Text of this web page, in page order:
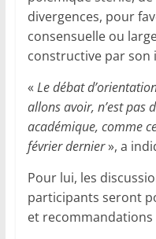
divergences, pour
consensuelle ou
constructive par son
« Le débat
allons avoir, n’est pas
académique, comme
février dernier», a
Pour lui, les
participants seront
et